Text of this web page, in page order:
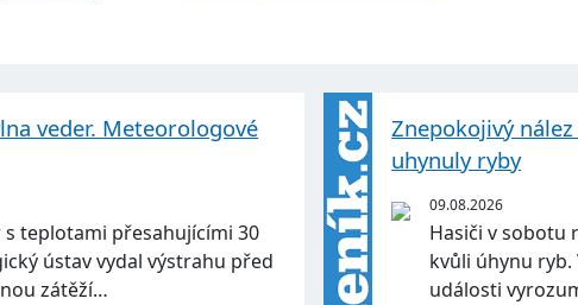
veder. Meteorologové
s teplotami přesahujícími 30
ústav vydal výstrahu před
zátěží…
Znepokojivý
uhynuly ryby
09.08.2026
Hasiči v sobotu
kvůli úhynu ryb.
události